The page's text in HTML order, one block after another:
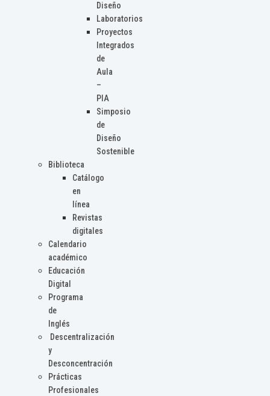
Diseño
Laboratorios
Proyectos
Integrados
de
Aula
–
PIA
Simposio
de
Diseño
Sostenible
Biblioteca
Catálogo
en
línea
Revistas
digitales
Calendario
académico
Educación
Digital
Programa
de
Inglés
Descentralización
y
Desconcentración
Prácticas
Profesionales